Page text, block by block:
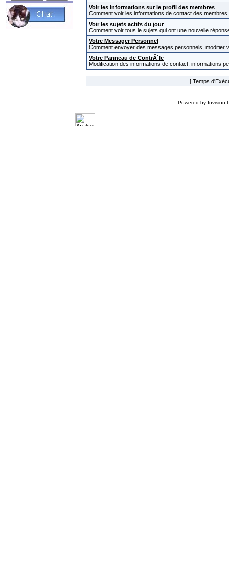
Voir les informations sur le profil des membres
Comment voir les informations de contact des membres.
Voir les sujets actifs du jour
Comment voir tous le sujets qui ont une nouvelle
Votre Messager Personnel
Comment envoyer des messages personnels,
Votre Panneau de ContrÃ´le
Modification des informations de contact, informations
[ Temps
Powered by Invision